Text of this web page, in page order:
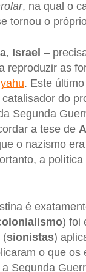
, na qual o
tornou o
, Israel –
reproduzir as
. Este
do
Segunda
a tese de
o nazismo
a
é
) foi
(sionistas)
o que os
Segunda